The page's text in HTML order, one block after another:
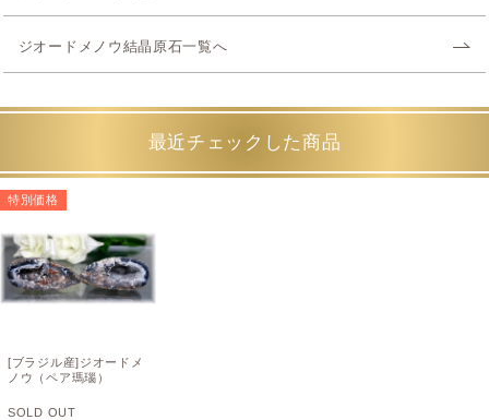
ジオードメノウ結晶原石一覧へ
最近チェックした商品
特別価格
[ブラジル産]ジオードメ
ノウ（ペア瑪瑙）
SOLD OUT